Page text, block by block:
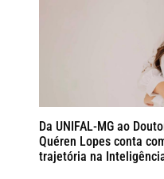
Da UNIFAL-MG ao
Quéren Lopes conta
trajetória na